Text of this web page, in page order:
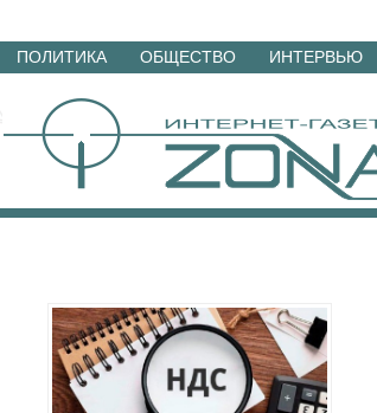
Перейти
материалам
ПОЛИТИКА ОБЩЕСТВО ИНТЕРВЬЮ